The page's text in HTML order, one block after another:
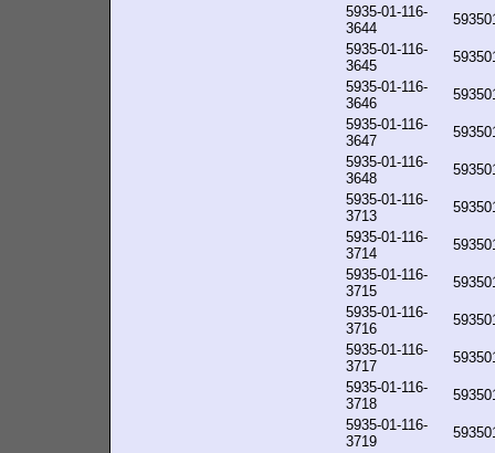
5935-01-116-
3644
5935-01-116-
3645
5935-01-116-
3646
5935-01-116-
3647
5935-01-116-
3648
5935-01-116-
3713
5935-01-116-
3714
5935-01-116-
3715
5935-01-116-
3716
5935-01-116-
3717
5935-01-116-
3718
5935-01-116-
3719